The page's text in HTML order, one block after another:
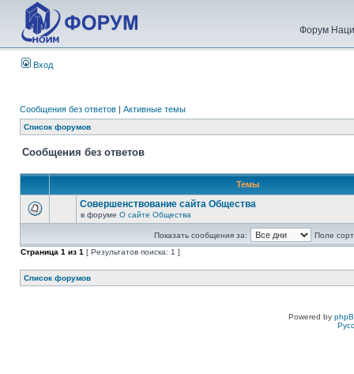
Форум
Вход
Сообщения без ответов | Активные темы
Список форумов
Сообщения без ответов
Темы
Совершенствование сайта Общества
в форуме О сайте Общества
Показать сообщения за:
Поле
Страница 1 из 1 [ Результатов поиска: 1 ]
Список форумов
Powered by